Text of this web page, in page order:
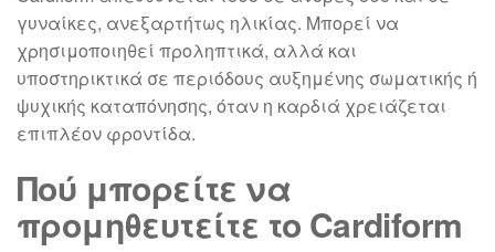
γυναίκες, ανεξαρτήτως ηλικίας. Μπορεί να
χρησιμοποιηθεί προληπτικά, αλλά και
υποστηρικτικά σε περιόδους αυξημένης σωματικής ή
ψυχικής καταπόνησης, όταν η καρδιά χρειάζεται
επιπλέον φροντίδα.
Πού μπορείτε να
προμηθευτείτε το Cardiform